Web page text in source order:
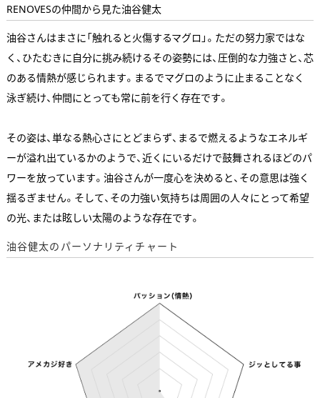
RENOVESの仲間から見た油谷健太
油谷さんはまさに「触れると火傷するマグロ」。ただの努力家ではな
く、ひたむきに自分に挑み続けるその姿勢には、圧倒的な力強さと、芯
のある情熱が感じられます。まるでマグロのように止まることなく
泳ぎ続け、仲間にとっても常に前を行く存在です。
その姿は、単なる熱心さにとどまらず、まるで燃えるようなエネルギ
ーが溢れ出ているかのようで、近くにいるだけで鼓舞されるほどのパ
ワーを放っています。油谷さんが一度心を決めると、その意思は強く
揺るぎません。そして、その力強い気持ちは周囲の人々にとって希望
の光、または眩しい太陽のような存在です。
油谷健太のパーソナリティチャート